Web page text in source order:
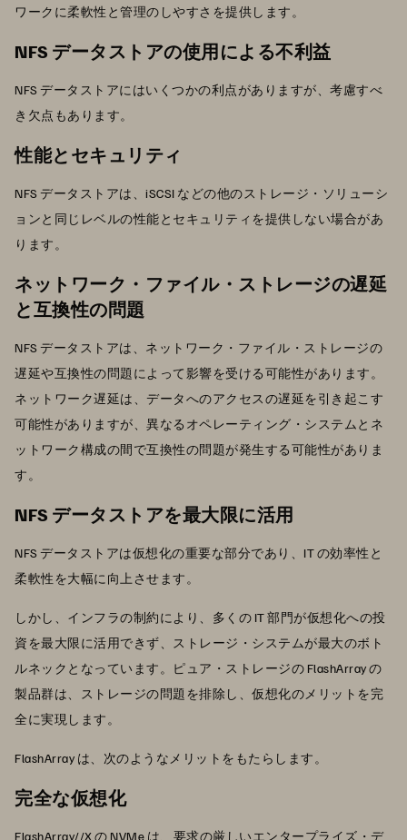
ワークに柔軟性と管理のしやすさを提供します。
NFS データストアの使用による不利益
NFS データストアにはいくつかの利点がありますが、考慮すべ
き欠点もあります。
性能とセキュリティ
NFS データストアは、iSCSI などの他のストレージ・ソリューシ
ョンと同じレベルの性能とセキュリティを提供しない場合があ
ります。
ネットワーク・ファイル・ストレージの遅延
と互換性の問題
NFS データストアは、ネットワーク・ファイル・ストレージの
遅延や互換性の問題によって影響を受ける可能性があります。
ネットワーク遅延は、データへのアクセスの遅延を引き起こす
可能性がありますが、異なるオペレーティング・システムとネ
ットワーク構成の間で互換性の問題が発生する可能性がありま
す。
NFS データストアを最大限に活用
NFS データストアは仮想化の重要な部分であり、IT の効率性と
柔軟性を大幅に向上させます。
しかし、インフラの制約により、多くの IT 部門が仮想化への投
資を最大限に活用できず、ストレージ・システムが最大のボト
ルネックとなっています。ピュア・ストレージの FlashArray の
製品群は、ストレージの問題を排除し、仮想化のメリットを完
全に実現します。
FlashArray は、次のようなメリットをもたらします。
完全な仮想化
FlashArray//X の NVMe は、要求の厳しいエンタープライズ・デ